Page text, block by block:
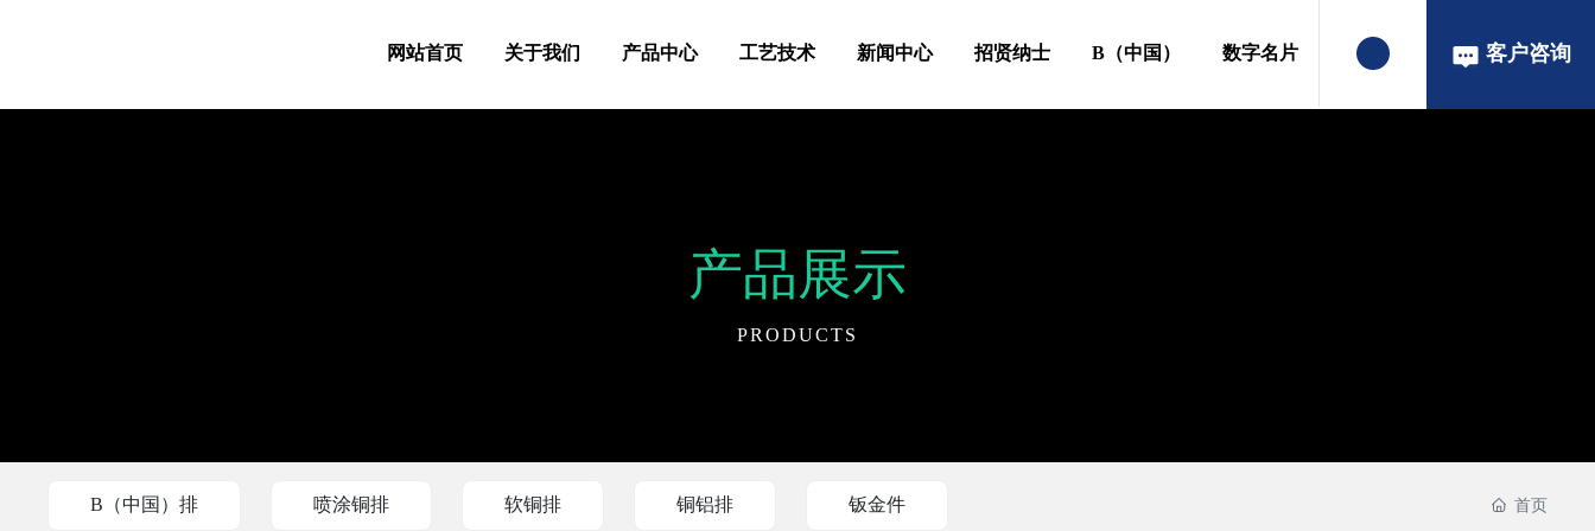
网站首页 关于我们 产品中心 工艺技术 新闻中心 招贤纳士 B（中国） 数字名片 客户咨询
产品展示
PRODUCTS
B（中国）排 喷涂铜排 软铜排 铜铝排 钣金件 首页